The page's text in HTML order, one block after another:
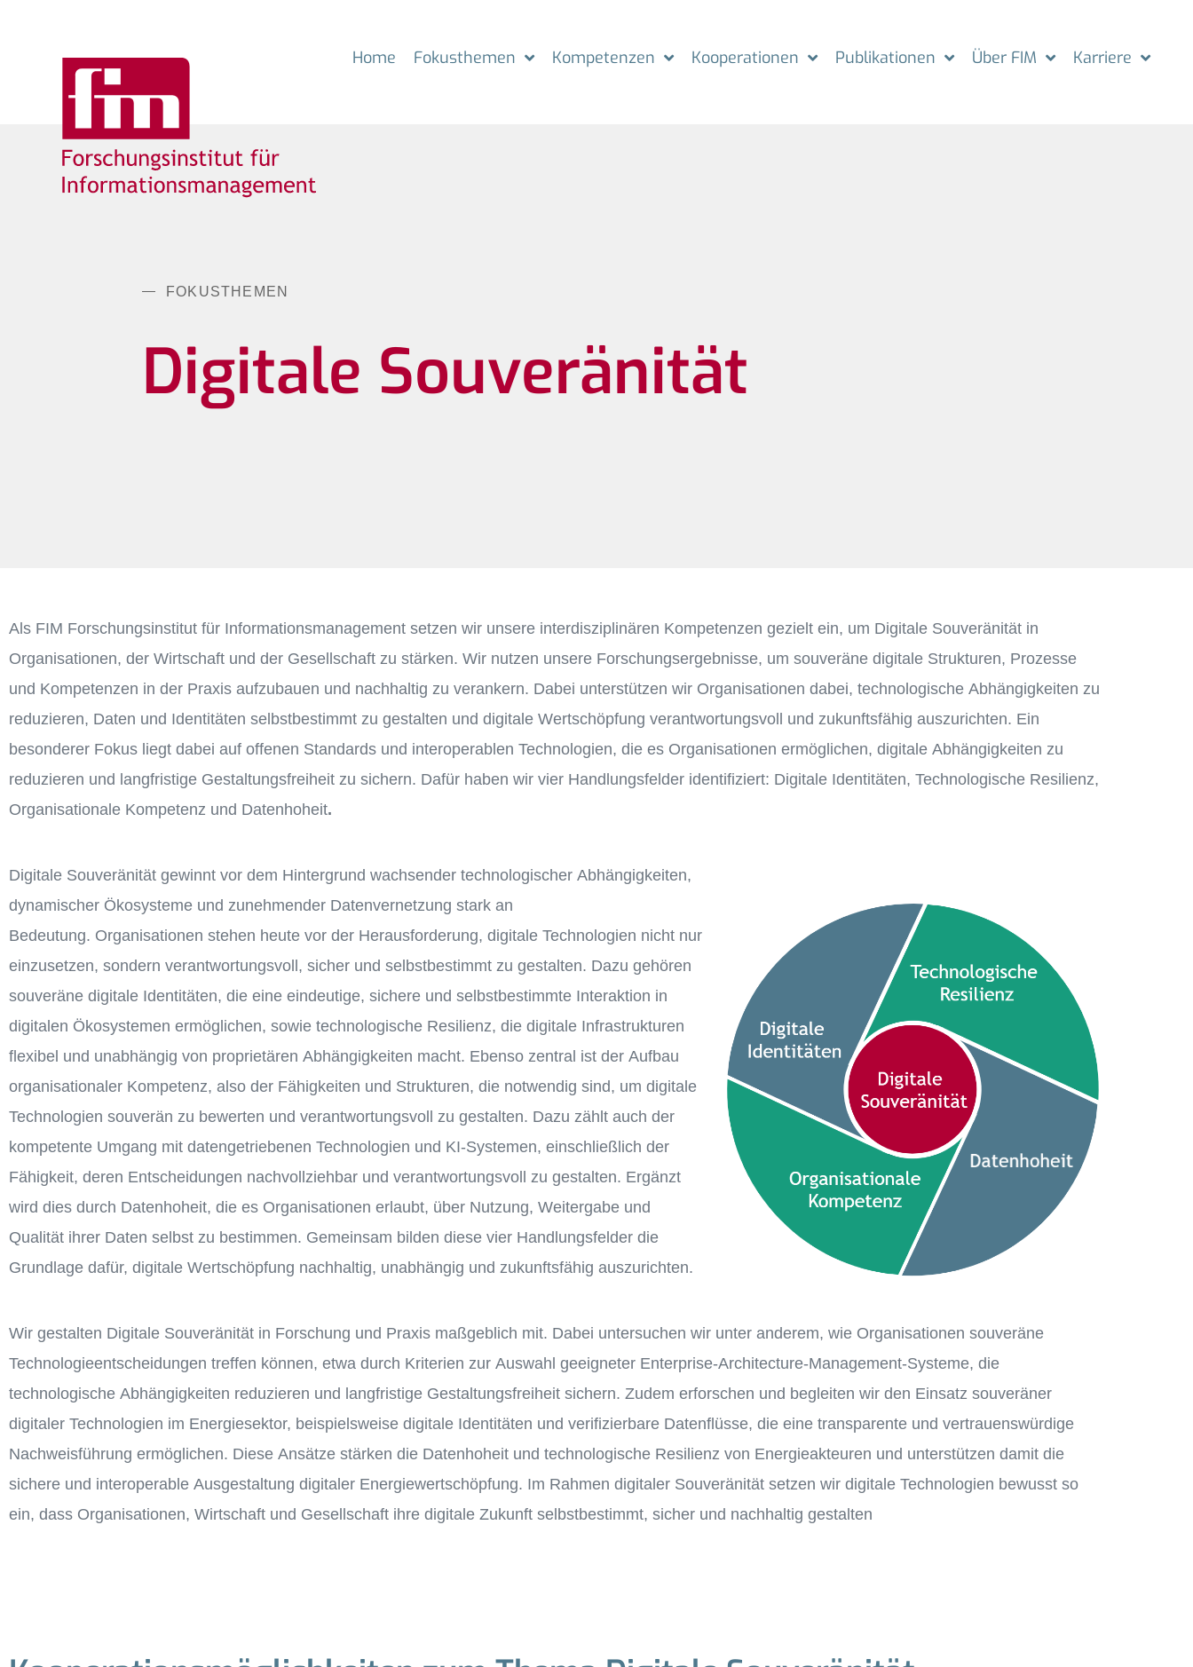
Home Fokusthemen Kompetenzen Kooperationen Publikationen Über FIM Karriere
FOKUSTHEMEN
Digitale Souveränität
Als FIM Forschungsinstitut für Informationsmanagement setzen wir unsere interdisziplinären Kompetenzen gezielt ein, um Digitale Souveränität in
Organisationen, der Wirtschaft und der Gesellschaft zu stärken. Wir nutzen unsere Forschungsergebnisse, um souveräne digitale Strukturen, Prozesse
und Kompetenzen in der Praxis aufzubauen und nachhaltig zu verankern. Dabei unterstützen wir Organisationen dabei, technologische Abhängigkeiten zu
reduzieren, Daten und Identitäten selbstbestimmt zu gestalten und digitale Wertschöpfung verantwortungsvoll und zukunftsfähig auszurichten. Ein
besonderer Fokus liegt dabei auf offenen Standards und interoperablen Technologien, die es Organisationen ermöglichen, digitale Abhängigkeiten zu
reduzieren und langfristige Gestaltungsfreiheit zu sichern. Dafür haben wir vier Handlungsfelder identifiziert: Digitale Identitäten, Technologische Resilienz,
Organisationale Kompetenz und Datenhoheit.
Digitale Souveränität gewinnt vor dem Hintergrund wachsender technologischer Abhängigkeiten,
dynamischer Ökosysteme und zunehmender Datenvernetzung stark an
Bedeutung. Organisationen stehen heute vor der Herausforderung, digitale Technologien nicht nur
einzusetzen, sondern verantwortungsvoll, sicher und selbstbestimmt zu gestalten. Dazu gehören
souveräne digitale Identitäten, die eine eindeutige, sichere und selbstbestimmte Interaktion in
digitalen Ökosystemen ermöglichen, sowie technologische Resilienz, die digitale Infrastrukturen
flexibel und unabhängig von proprietären Abhängigkeiten macht. Ebenso zentral ist der Aufbau
organisationaler Kompetenz, also der Fähigkeiten und Strukturen, die notwendig sind, um digitale
Technologien souverän zu bewerten und verantwortungsvoll zu gestalten. Dazu zählt auch der
kompetente Umgang mit datengetriebenen Technologien und KI-Systemen, einschließlich der
Fähigkeit, deren Entscheidungen nachvollziehbar und verantwortungsvoll zu gestalten. Ergänzt
wird dies durch Datenhoheit, die es Organisationen erlaubt, über Nutzung, Weitergabe und
Qualität ihrer Daten selbst zu bestimmen. Gemeinsam bilden diese vier Handlungsfelder die
Grundlage dafür, digitale Wertschöpfung nachhaltig, unabhängig und zukunftsfähig auszurichten.
Wir gestalten Digitale Souveränität in Forschung und Praxis maßgeblich mit. Dabei untersuchen wir unter anderem, wie Organisationen souveräne
Technologieentscheidungen treffen können, etwa durch Kriterien zur Auswahl geeigneter Enterprise-Architecture-Management-Systeme, die
technologische Abhängigkeiten reduzieren und langfristige Gestaltungsfreiheit sichern. Zudem erforschen und begleiten wir den Einsatz souveräner
digitaler Technologien im Energiesektor, beispielsweise digitale Identitäten und verifizierbare Datenflüsse, die eine transparente und vertrauenswürdige
Nachweisführung ermöglichen. Diese Ansätze stärken die Datenhoheit und technologische Resilienz von Energieakteuren und unterstützen damit die
sichere und interoperable Ausgestaltung digitaler Energiewertschöpfung. Im Rahmen digitaler Souveränität setzen wir digitale Technologien bewusst so
ein, dass Organisationen, Wirtschaft und Gesellschaft ihre digitale Zukunft selbstbestimmt, sicher und nachhaltig gestalten